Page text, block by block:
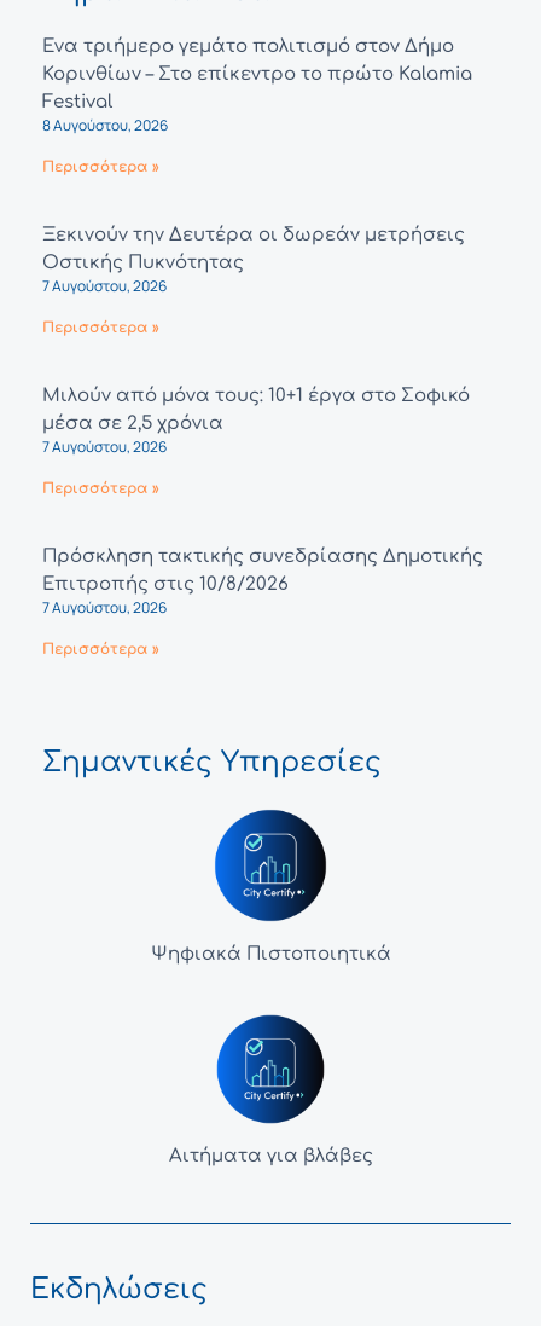
Ένα τριήμερο γεμάτο πολιτισμό στον Δήμο
Κορινθίων – Στο επίκεντρο το πρώτο Kalamia
Festival
8 Αυγούστου, 2026
Περισσότερα »
Ξεκινούν την Δευτέρα οι δωρεάν μετρήσεις
Οστικής Πυκνότητας
7 Αυγούστου, 2026
Περισσότερα »
Μιλούν από μόνα τους: 10+1 έργα στο Σοφικό
μέσα σε 2,5 χρόνια
7 Αυγούστου, 2026
Περισσότερα »
Πρόσκληση τακτικής συνεδρίασης Δημοτικής
Επιτροπής στις 10/8/2026
7 Αυγούστου, 2026
Περισσότερα »
Σημαντικές Υπηρεσίες
Ψηφιακά Πιστοποιητικά
Αιτήματα για βλάβες
Εκδηλώσεις